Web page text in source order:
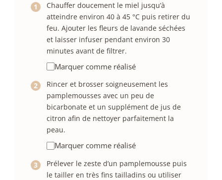
Chauffer doucement le miel jusqu’à
atteindre environ 40 à 45 °C puis retirer du
feu. Ajouter les fleurs de lavande séchées
et laisser infuser pendant environ 30
minutes avant de filtrer.
Marquer comme réalisé
Rincer et brosser soigneusement les
pamplemousses avec un peu de
bicarbonate et un supplément de jus de
citron afin de nettoyer parfaitement la
peau.
Marquer comme réalisé
Prélever le zeste d’un pamplemousse puis
le tailler en très fins tailladins ou utiliser